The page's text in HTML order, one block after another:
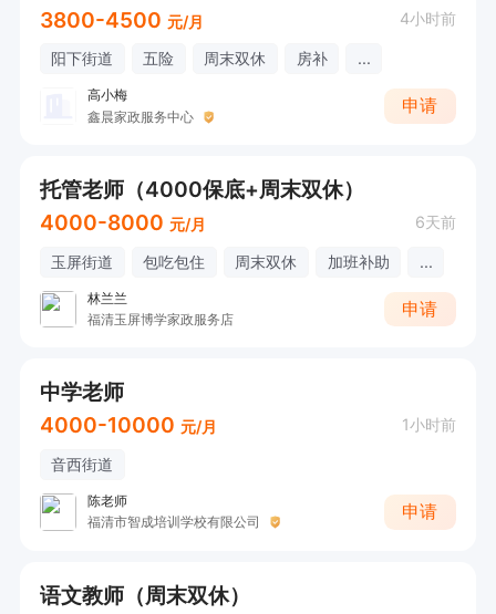
3800-4500 元/月 4小时前
阳下街道 五险 周末双休 房补 ...
高小梅
鑫晨家政服务中心
申请
托管老师（4000保底+周末双休）
4000-8000 元/月 6天前
玉屏街道 包吃包住 周末双休 加班补助 ...
林兰兰
福清玉屏博学家政服务店
申请
中学老师
4000-10000 元/月 1小时前
音西街道
陈老师
福清市智成培训学校有限公司
申请
语文教师（周末双休）